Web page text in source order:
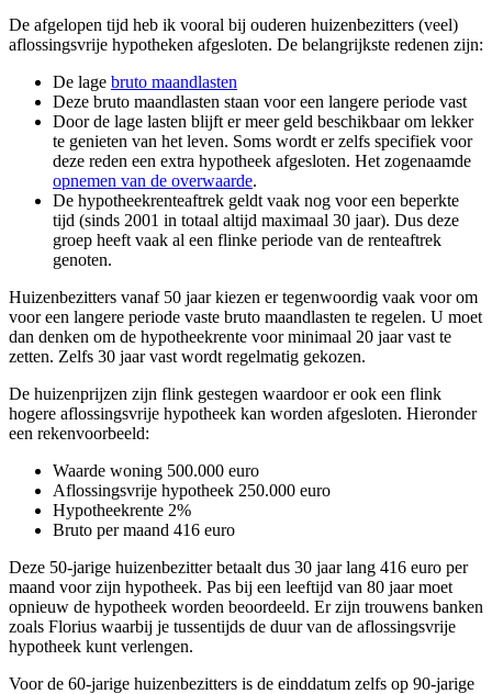
De afgelopen tijd heb ik vooral bij ouderen huizenbezitters (veel)
aflossingsvrije hypotheken afgesloten. De belangrijkste redenen zijn:
De lage bruto maandlasten
Deze bruto maandlasten staan voor een langere periode vast
Door de lage lasten blijft er meer geld beschikbaar om lekker
te genieten van het leven. Soms wordt er zelfs specifiek voor
deze reden een extra hypotheek afgesloten. Het zogenaamde
opnemen van de overwaarde.
De hypotheekrenteaftrek geldt vaak nog voor een beperkte
tijd (sinds 2001 in totaal altijd maximaal 30 jaar). Dus deze
groep heeft vaak al een flinke periode van de renteaftrek
genoten.
Huizenbezitters vanaf 50 jaar kiezen er tegenwoordig vaak voor om
voor een langere periode vaste bruto maandlasten te regelen. U moet
dan denken om de hypotheekrente voor minimaal 20 jaar vast te
zetten. Zelfs 30 jaar vast wordt regelmatig gekozen.
De huizenprijzen zijn flink gestegen waardoor er ook een flink
hogere aflossingsvrije hypotheek kan worden afgesloten. Hieronder
een rekenvoorbeeld:
Waarde woning 500.000 euro
Aflossingsvrije hypotheek 250.000 euro
Hypotheekrente 2%
Bruto per maand 416 euro
Deze 50-jarige huizenbezitter betaalt dus 30 jaar lang 416 euro per
maand voor zijn hypotheek. Pas bij een leeftijd van 80 jaar moet
opnieuw de hypotheek worden beoordeeld. Er zijn trouwens banken
zoals Florius waarbij je tussentijds de duur van de aflossingsvrije
hypotheek kunt verlengen.
Voor de 60-jarige huizenbezitters is de einddatum zelfs op 90-jarige